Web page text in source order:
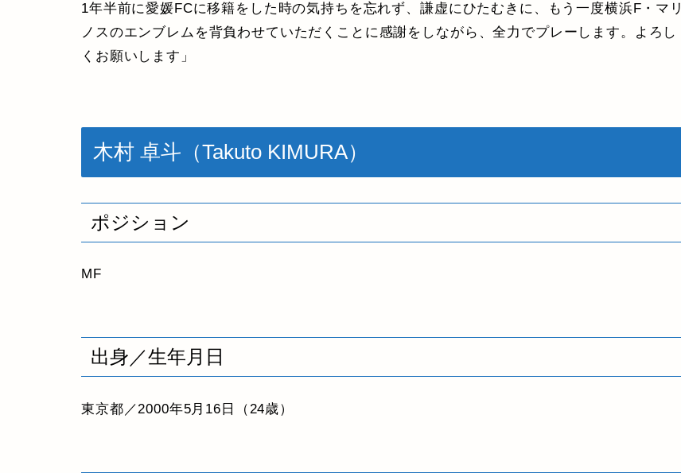
1年半前に愛媛FCに移籍をした時の気持ちを忘れず、謙虚にひたむきに、もう一度横浜F・マリ
ノスのエンブレムを背負わせていただくことに感謝をしながら、全力でプレーします。よろし
くお願いします」
木村 卓斗（Takuto KIMURA）
ポジション
MF
出身／生年月日
東京都／2000年5月16日（24歳）